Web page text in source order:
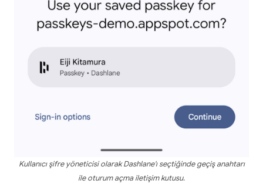
Kullanıcı şifre yöneticisi olarak Dashlane'ı seçtiğinde geçiş anahtarı
ile oturum açma iletişim kutusu.